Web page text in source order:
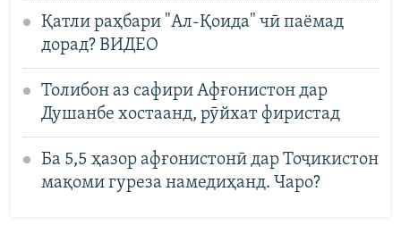
Қатли раҳбари "Ал-Қоида" чӣ паёмад
дорад? ВИДЕО
Толибон аз сафири Афғонистон дар
Душанбе хостаанд, рӯйхат фиристад
Ба 5,5 ҳазор афғонистонӣ дар Тоҷикистон
мақоми гуреза намедиҳанд. Чаро?